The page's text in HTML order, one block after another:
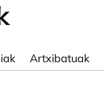
Artxibatuak